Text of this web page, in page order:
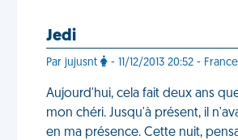
Jedi
Par jujusnt - 11/12/2013 20:52 -
Aujourd'hui, cela fait deux ans
mon chéri. Jusqu'à présent, il
en ma présence. Cette nuit,